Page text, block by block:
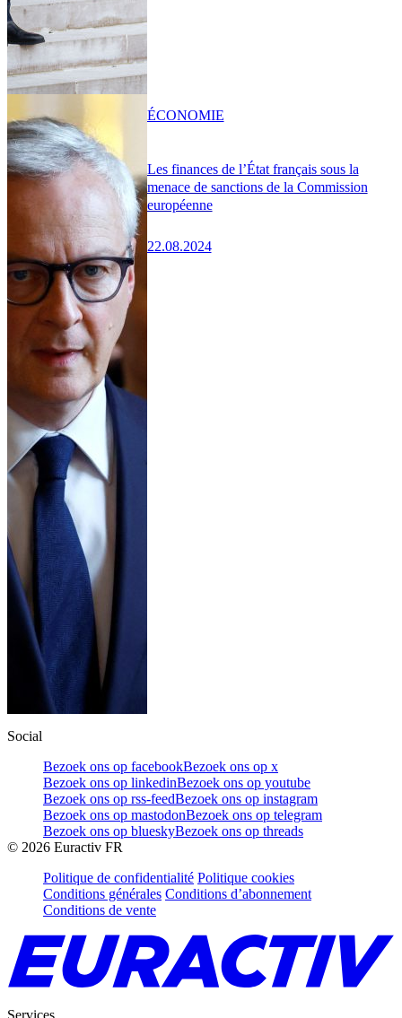
Les finances de l’État français sous la
menace de sanctions de la Commission
européenne
22.08.2024
ÉCONOMIE
Social
Bezoek ons op facebookBezoek ons op x
Bezoek ons op linkedinBezoek ons op youtube
Bezoek ons op rss-feedBezoek ons op instagram
Bezoek ons op mastodonBezoek ons op telegram
Bezoek ons op blueskyBezoek ons op threads
© 2026 Euractiv FR
Politique de confidentialité Politique cookies
Conditions générales Conditions d’abonnement
Conditions de vente
Services